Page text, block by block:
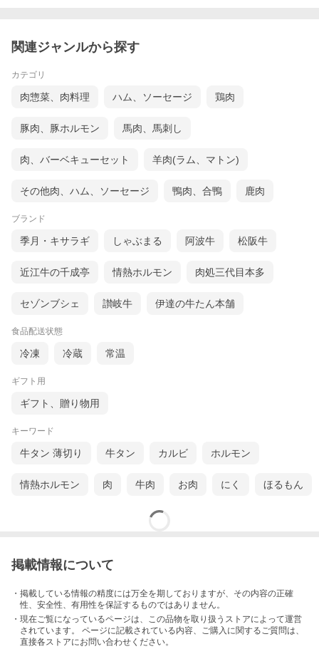
関連ジャンルから探す
カテゴリ
肉惣菜、肉料理 ハム、ソーセージ 鶏肉
豚肉、豚ホルモン 馬肉、馬刺し
肉、バーベキューセット 羊肉(ラム、マトン)
その他肉、ハム、ソーセージ 鴨肉、合鴨 鹿肉
ブランド
季月・キサラギ しゃぶまる 阿波牛 松阪牛
近江牛の千成亭 情熱ホルモン 肉処三代目本多
セゾンブシェ 讃岐牛 伊達の牛たん本舗
食品配送状態
冷凍 冷蔵 常温
ギフト用
ギフト、贈り物用
キーワード
牛タン 薄切り 牛タン カルビ ホルモン
情熱ホルモン 肉 牛肉 お肉 にく ほるもん
掲載情報について
・掲載している情報の精度には万全を期しておりますが、その内容の正確
性、安全性、有用性を保証するものではありません。
・現在ご覧になっているページは、この品物を取り扱うストアによって運営
されています。 ページに記載されている内容、ご購入に関するご質問は、
直接各ストアにお問い合わせください。